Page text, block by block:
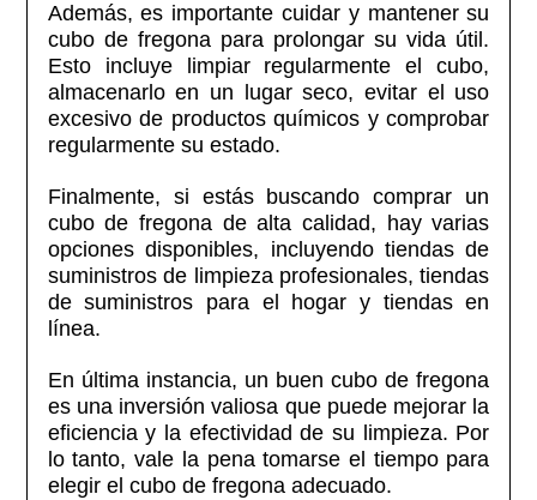
Además, es importante cuidar y mantener su
cubo de fregona para prolongar su vida útil.
Esto incluye limpiar regularmente el cubo,
almacenarlo en un lugar seco, evitar el uso
excesivo de productos químicos y comprobar
regularmente su estado.
Finalmente, si estás buscando comprar un
cubo de fregona de alta calidad, hay varias
opciones disponibles, incluyendo tiendas de
suministros de limpieza profesionales, tiendas
de suministros para el hogar y tiendas en
línea.
En última instancia, un buen cubo de fregona
es una inversión valiosa que puede mejorar la
eficiencia y la efectividad de su limpieza. Por
lo tanto, vale la pena tomarse el tiempo para
elegir el cubo de fregona adecuado.